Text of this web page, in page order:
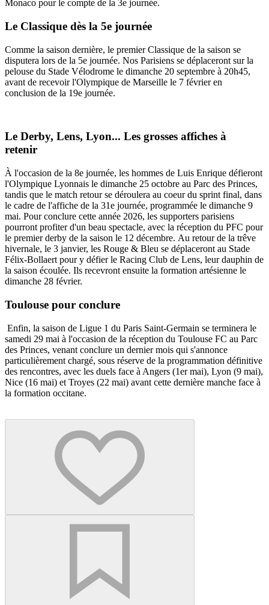
Monaco pour le compte de la 3e journée.
Le Classique dès la 5e journée
Comme la saison dernière, le premier Classique de la saison se
disputera lors de la 5e journée. Nos Parisiens se déplaceront sur la
pelouse du Stade Vélodrome le dimanche 20 septembre à 20h45,
avant de recevoir l'Olympique de Marseille le 7 février en
conclusion de la 19e journée.
Le Derby, Lens, Lyon... Les grosses affiches à
retenir
À l'occasion de la 8e journée, les hommes de Luis Enrique défieront
l'Olympique Lyonnais le dimanche 25 octobre au Parc des Princes,
tandis que le match retour se déroulera au coeur du sprint final, dans
le cadre de l'affiche de la 31e journée, programmée le dimanche 9
mai. Pour conclure cette année 2026, les supporters parisiens
pourront profiter d'un beau spectacle, avec la réception du PFC pour
le premier derby de la saison le 12 décembre. Au retour de la trêve
hivernale, le 3 janvier, les Rouge & Bleu se déplaceront au Stade
Félix-Bollaert pour y défier le Racing Club de Lens, leur dauphin de
la saison écoulée. Ils recevront ensuite la formation artésienne le
dimanche 28 février.
Toulouse pour conclure
Enfin, la saison de Ligue 1 du Paris Saint-Germain se terminera le
samedi 29 mai à l'occasion de la réception du Toulouse FC au Parc
des Princes, venant conclure un dernier mois qui s'annonce
particulièrement chargé, sous réserve de la programmation définitive
des rencontres, avec les duels face à Angers (1er mai), Lyon (9 mai),
Nice (16 mai) et Troyes (22 mai) avant cette dernière manche face à
la formation occitane.